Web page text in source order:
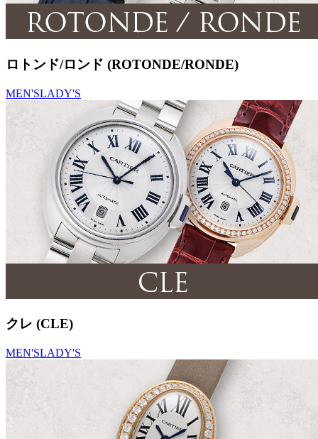
ロトンド/ロンド (ROTONDE/RONDE)
MEN'SLADY'S
クレ (CLE)
MEN'SLADY'S